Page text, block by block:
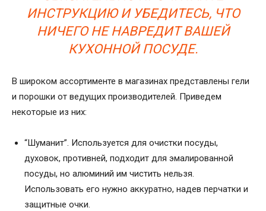
ИНСТРУКЦИЮ И УБЕДИТЕСЬ, ЧТО
НИЧЕГО НЕ НАВРЕДИТ ВАШЕЙ
КУХОННОЙ ПОСУДЕ.
В широком ассортименте в магазинах представлены гели
и порошки от ведущих производителей. Приведем
некоторые из них:
“Шуманит”. Используется для очистки посуды,
духовок, противней, подходит для эмалированной
посуды, но алюминий им чистить нельзя.
Использовать его нужно аккуратно, надев перчатки и
защитные очки.